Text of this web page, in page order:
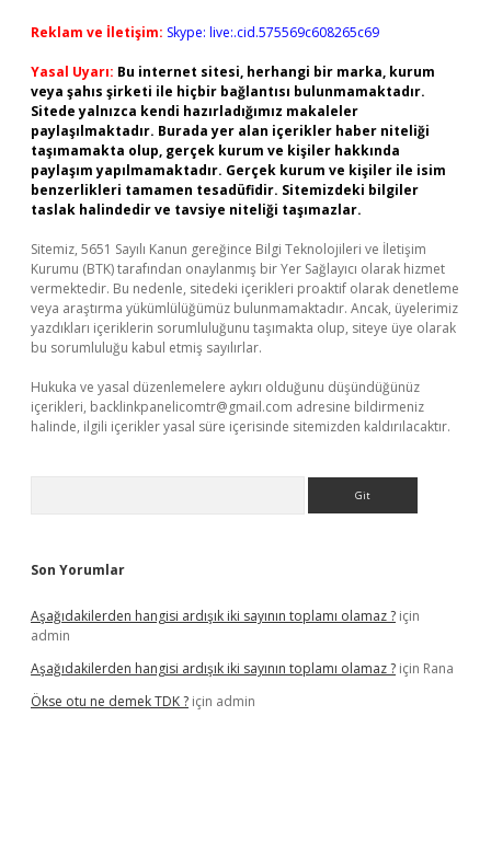
Reklam ve İletişim: Skype: live:.cid.575569c608265c69
Yasal Uyarı: Bu internet sitesi, herhangi bir marka, kurum
veya şahıs şirketi ile hiçbir bağlantısı bulunmamaktadır.
Sitede yalnızca kendi hazırladığımız makaleler
paylaşılmaktadır. Burada yer alan içerikler haber niteliği
taşımamakta olup, gerçek kurum ve kişiler hakkında
paylaşım yapılmamaktadır. Gerçek kurum ve kişiler ile isim
benzerlikleri tamamen tesadüfidir. Sitemizdeki bilgiler
taslak halindedir ve tavsiye niteliği taşımazlar.
Sitemiz, 5651 Sayılı Kanun gereğince Bilgi Teknolojileri ve İletişim
Kurumu (BTK) tarafından onaylanmış bir Yer Sağlayıcı olarak hizmet
vermektedir. Bu nedenle, sitedeki içerikleri proaktif olarak denetleme
veya araştırma yükümlülüğümüz bulunmamaktadır. Ancak, üyelerimiz
yazdıkları içeriklerin sorumluluğunu taşımakta olup, siteye üye olarak
bu sorumluluğu kabul etmiş sayılırlar.
Hukuka ve yasal düzenlemelere aykırı olduğunu düşündüğünüz
içerikleri, backlinkpanelicomtr@gmail.com adresine bildirmeniz
halinde, ilgili içerikler yasal süre içerisinde sitemizden kaldırılacaktır.
Son Yorumlar
Aşağıdakilerden hangisi ardışık iki sayının toplamı olamaz ? için
admin
Aşağıdakilerden hangisi ardışık iki sayının toplamı olamaz ? için Rana
Ökse otu ne demek TDK ? için admin